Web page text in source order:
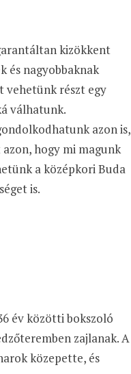
kizökkent
és nagyobbaknak
vehetünk részt egy
válhatunk.
azon is,
hogy mi magunk
a középkori Buda
is.
év közötti bokszoló
zajlanak. A
közepette, és